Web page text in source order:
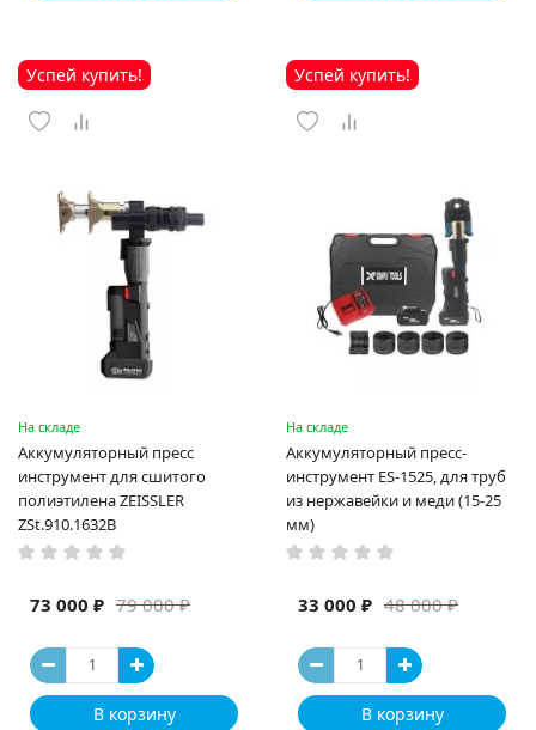
Успей купить!
На складе
Аккумуляторный пресс
инструмент для сшитого
полиэтилена ZEISSLER
ZSt.910.1632B
79 000 ₽
73 000 ₽
В корзину
Успей купить!
На складе
Аккумуляторный пресс-
инструмент ES-1525, для труб
из нержавейки и меди (15-25
мм)
48 000 ₽
33 000 ₽
В корзину